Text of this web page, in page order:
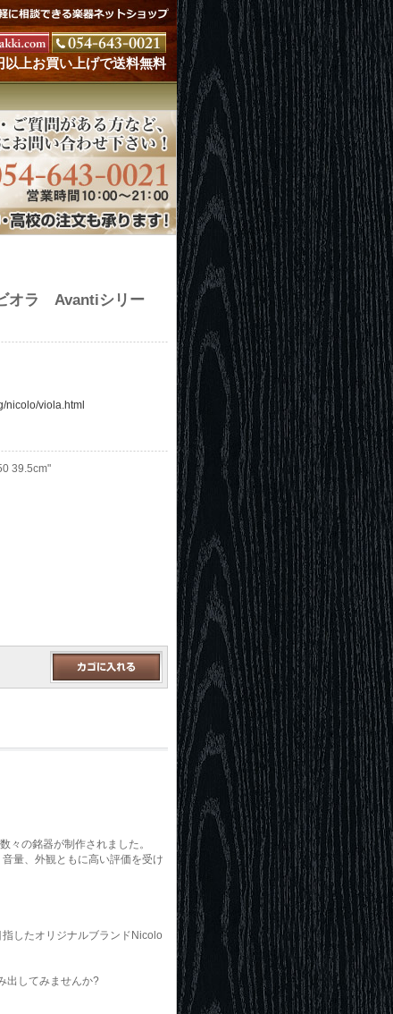
以上お買い上げで送料無料
オラ Avantiシリー
nicolo/viola.html
39.5cm"
々の銘器が制作されました。
量、外観ともに高い評価を受け
したオリジナルブランドNicolo
出してみませんか?